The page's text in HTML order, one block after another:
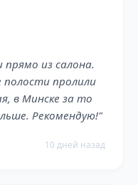
из салона.
полости пролили
в Минске за то
Рекомендую!"
10 дней назад